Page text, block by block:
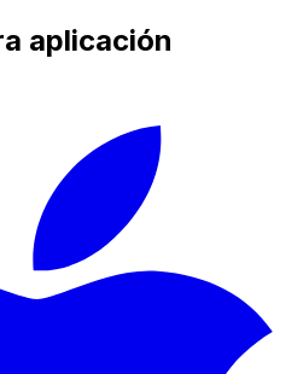
aplicación